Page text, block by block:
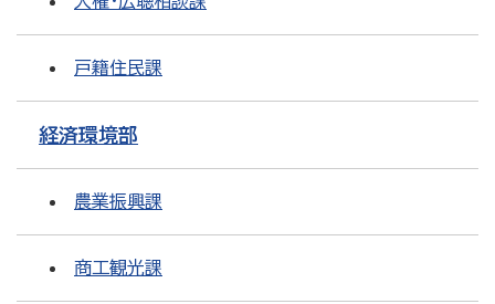
戸籍住民課
経済環境部
農業振興課
商工観光課